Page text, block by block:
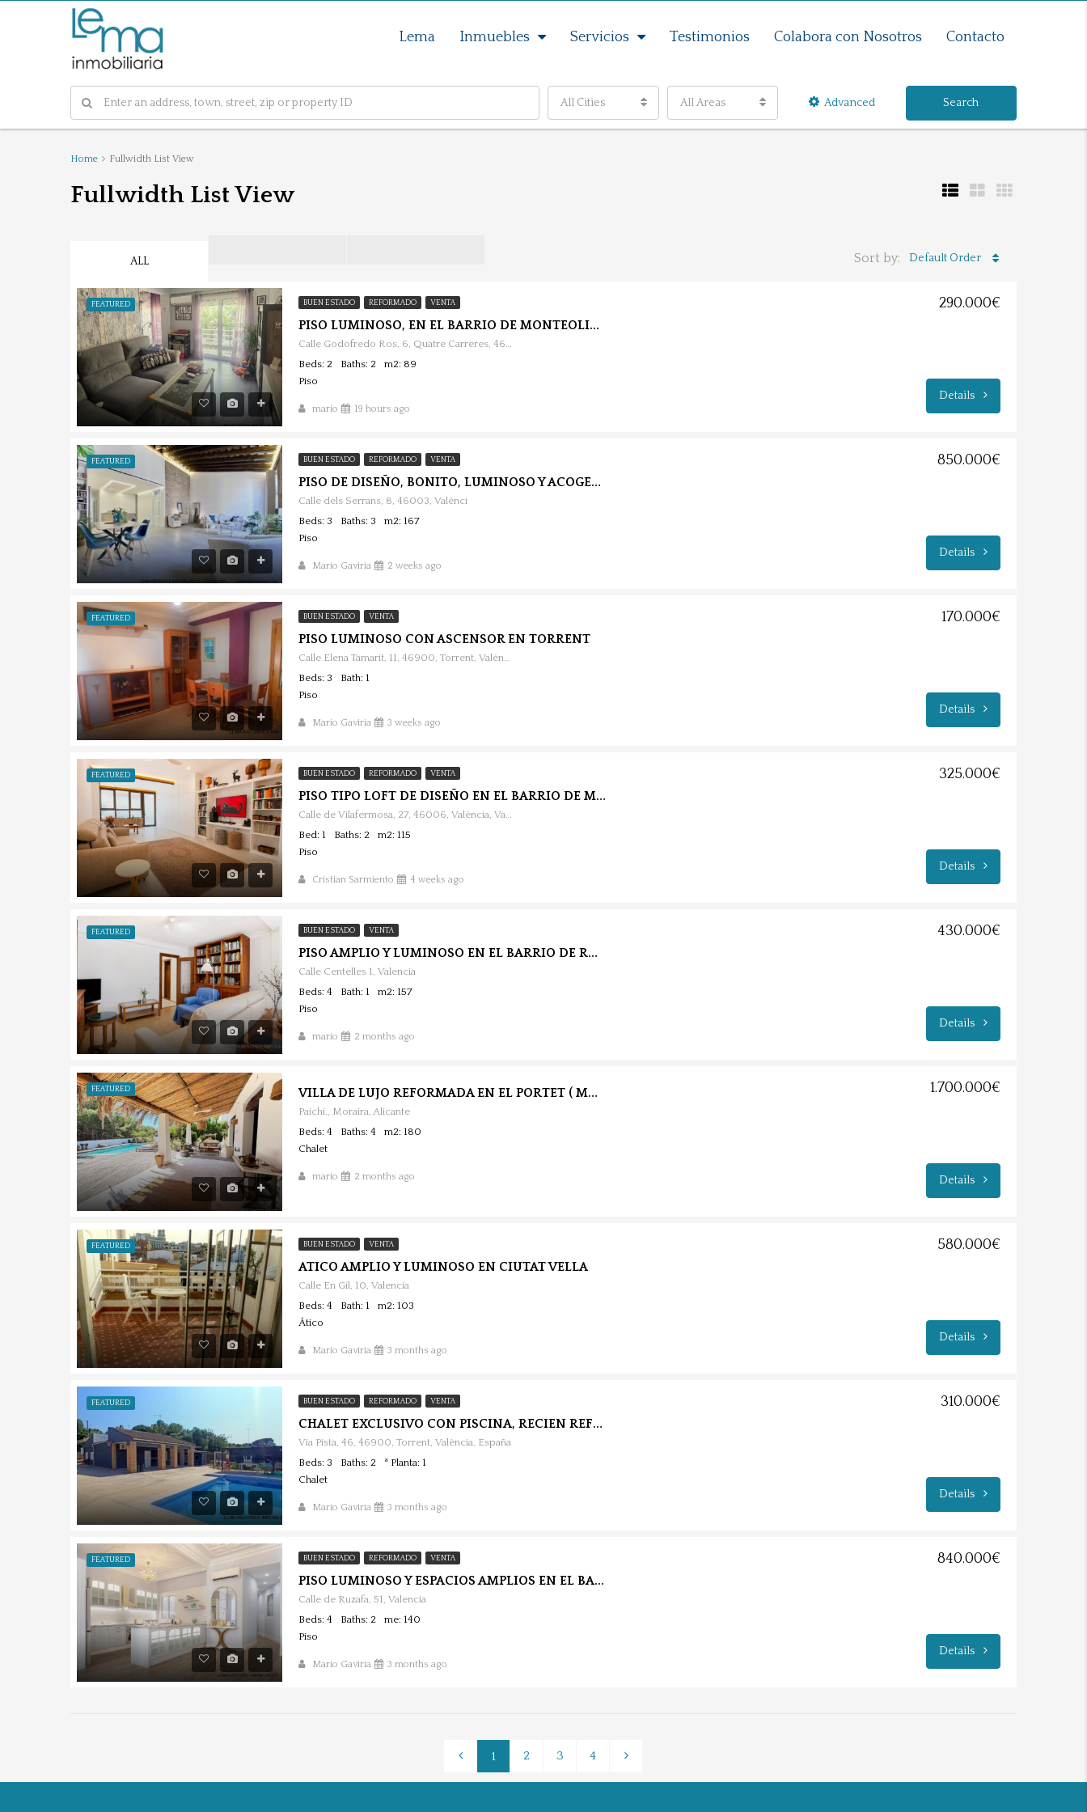
Lema Inmuebles Servicios Testimonios Colabora con Nosotros Contacto
All Cities All Areas Advanced Search
Home Fullwidth List View
Fullwidth List View
ALL Sort by: Default Order
FEATURED BUEN ESTADO REFORMADO VENTA
PISO LUMINOSO, EN EL BARRIO DE MONTEOLIVET.
Calle Godofredo Ros, 6, Quatre Carreres, 46006 Valencia
Beds: 2
Baths: 2
m2: 89
Piso
mario 19 hours ago
290.000€
Details
FEATURED BUEN ESTADO REFORMADO VENTA
PISO DE DISEÑO, BONITO, LUMINOSO Y ACOGEDOR EN BARRIO DE LA SEU.
Calle dels Serrans, 8, 46003, Valènci
Beds: 3
Baths: 3
m2: 167
Piso
Mario Gaviria 2 weeks ago
850.000€
Details
FEATURED BUEN ESTADO VENTA
PISO LUMINOSO CON ASCENSOR EN TORRENT
Calle Elena Tamarit, 11, 46900, Torrent, València, España
Beds: 3
Bath: 1
Piso
Mario Gaviria 3 weeks ago
170.000€
Details
FEATURED BUEN ESTADO REFORMADO VENTA
PISO TIPO LOFT DE DISEÑO EN EL BARRIO DE MONT-OLIVET
Calle de Vilafermosa, 27, 46006, València, València, España
Bed: 1
Baths: 2
m2: 115
Piso
Cristian Sarmiento 4 weeks ago
325.000€
Details
FEATURED BUEN ESTADO VENTA
PISO AMPLIO Y LUMINOSO EN EL BARRIO DE RUZAFA.
Calle Centelles 1, Valencia
Beds: 4
Bath: 1
m2: 157
Piso
mario 2 months ago
430.000€
Details
FEATURED VILLA DE LUJO REFORMADA EN EL PORTET ( MORAIRA).
Paichi,, Moraira, Alicante
Beds: 4
Baths: 4
m2: 180
Chalet
mario 2 months ago
1.700.000€
Details
FEATURED BUEN ESTADO VENTA
ATICO AMPLIO Y LUMINOSO EN CIUTAT VELLA
Calle En Gil, 10, Valencia
Beds: 4
Bath: 1
m2: 103
Ático
Mario Gaviria 3 months ago
580.000€
Details
FEATURED BUEN ESTADO REFORMADO VENTA
CHALET EXCLUSIVO CON PISCINA, RECIEN REFORMADO EN TORRENT.
Via Pista, 46, 46900, Torrent, València, España
Beds: 3
Baths: 2
ª Planta: 1
Chalet
Mario Gaviria 3 months ago
310.000€
Details
FEATURED BUEN ESTADO REFORMADO VENTA
PISO LUMINOSO Y ESPACIOS AMPLIOS EN EL BARRIO DE RUZAFA.
Calle de Ruzafa, 51, Valencia
Beds: 4
Baths: 2
me: 140
Piso
Mario Gaviria 3 months ago
840.000€
Details
1 2 3 4